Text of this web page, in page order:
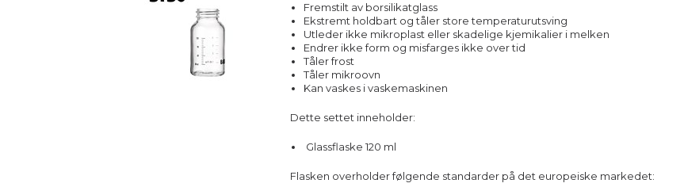
Fremstilt av borsilikatglass
Ekstremt holdbart og tåler store temperaturutsving
Utleder ikke mikroplast eller skadelige kjemikalier i melken
Endrer ikke form og misfarges ikke over tid
Tåler frost
Tåler mikroovn
Kan vaskes i vaskemaskinen
Dette settet inneholder:
Glassflaske 120 ml
Flasken overholder følgende standarder på det europeiske markedet: